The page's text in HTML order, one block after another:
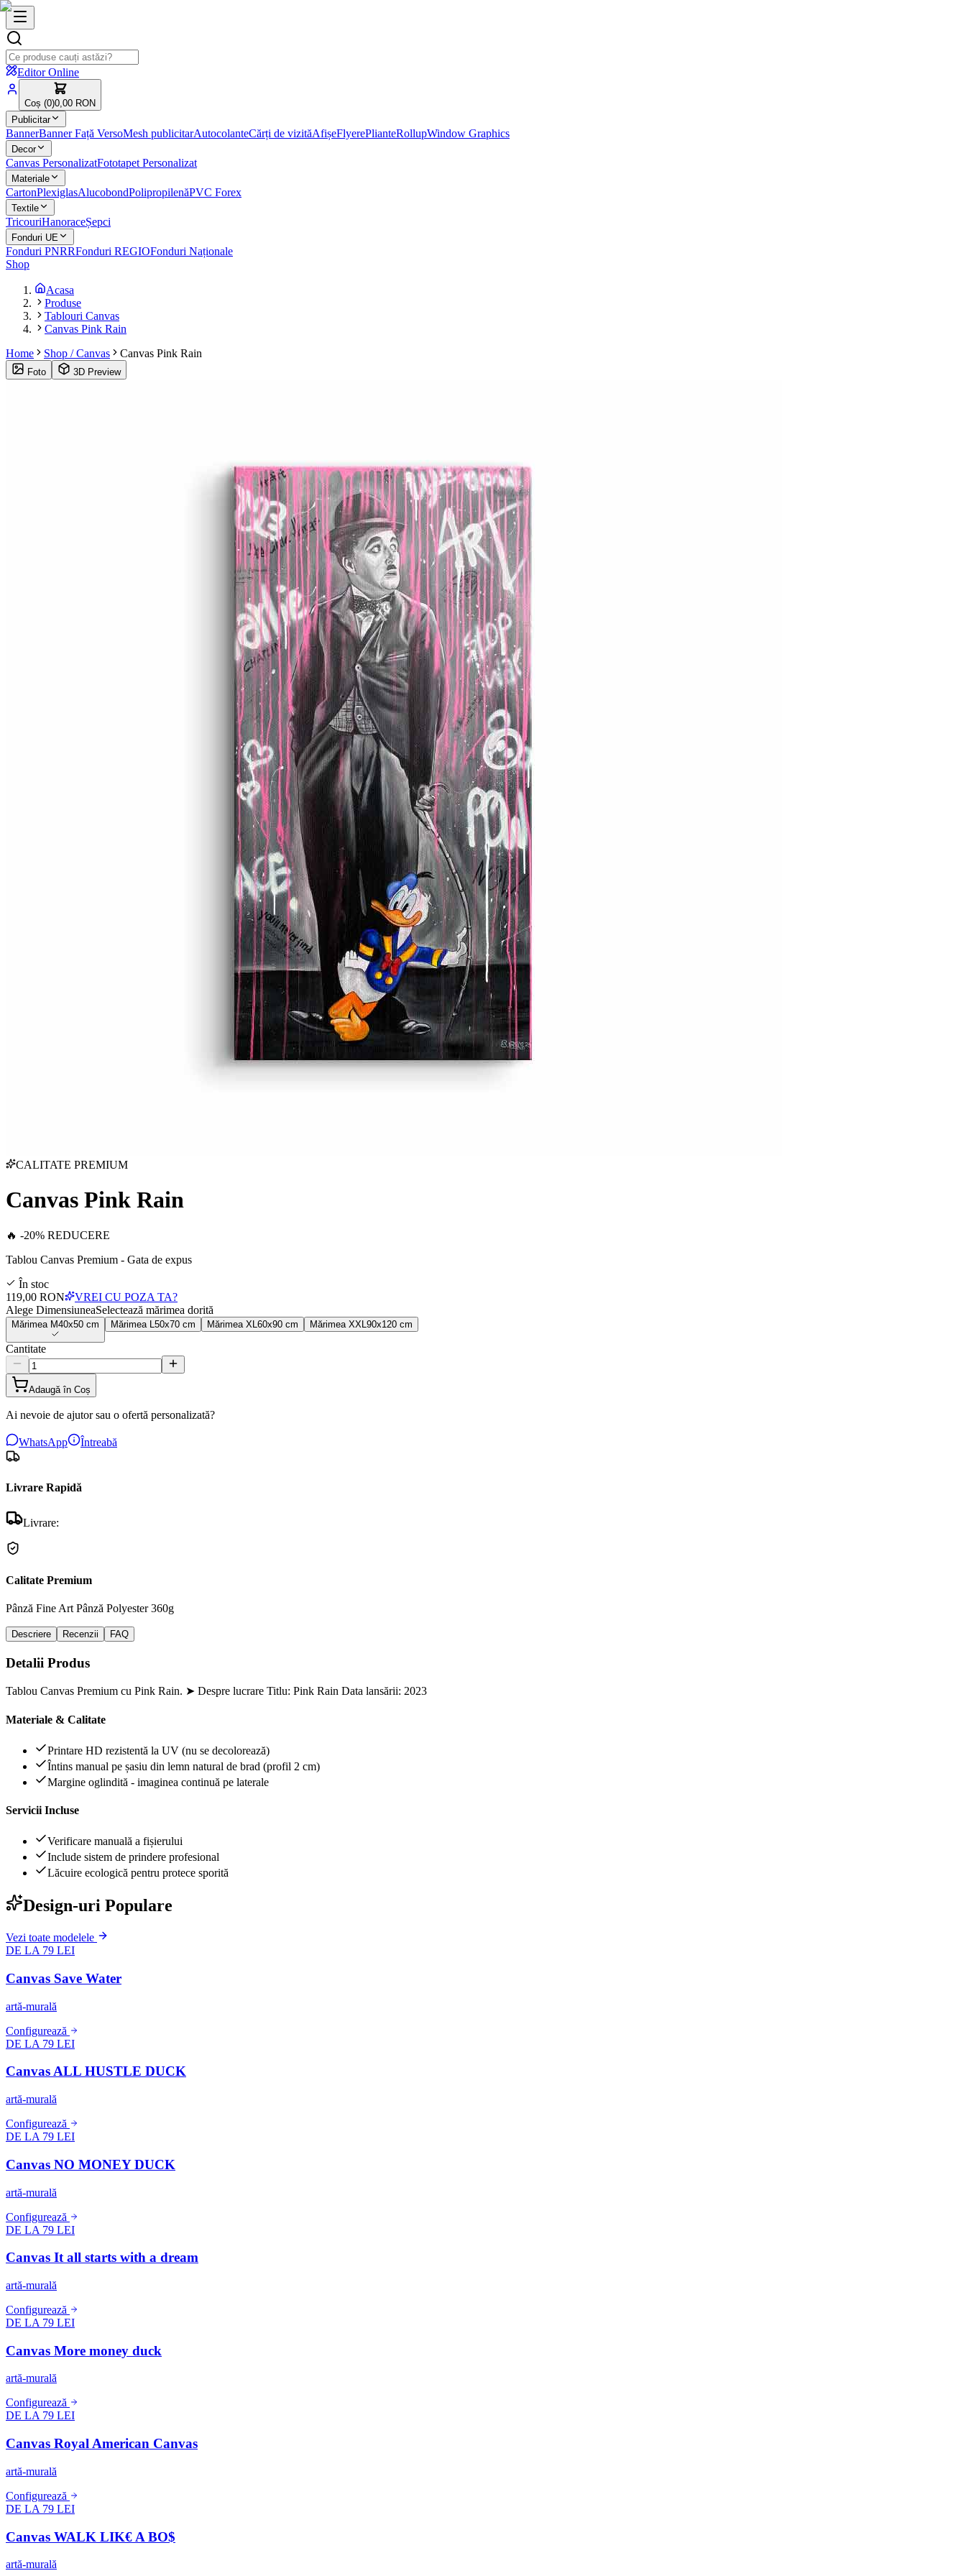
Editor Online
Coș (0)0,00 RON
Publicitar
BannerBanner Față VersoMesh publicitarAutocolanteCărți de vizităAfișeFlyerePlianteRollupWindow Graphics
Decor
Canvas PersonalizatFototapet Personalizat
Materiale
CartonPlexiglasAlucobondPolipropilenăPVC Forex
Textile
TricouriHanoraceȘepci
Fonduri UE
Fonduri PNRRFonduri REGIOFonduri Naționale
Shop
Acasa
Produse
Tablouri Canvas
Canvas Pink Rain
Home
Shop / Canvas Canvas Pink Rain
Foto 3D Preview
CALITATE PREMIUM
Canvas Pink Rain
🔥 -20% REDUCERE
Tablou Canvas Premium - Gata de expus
În stoc
119,00 RON
VREI CU POZA TA?
Alege DimensiuneaSelectează mărimea dorită
Mărimea M40x50 cm Mărimea 50x70 cm Mărimea XL 60x90 cm Mărimea XXL 90x120 cm
Cantitate
Adaugă în Coș
Ai nevoie de ajutor sau o ofertă personalizată?
WhatsApp Întreabă
Livrare Rapidă
Livrare:
Calitate Premium
Pânză Fine Art Pânză Polyester 360g
Descriere Recenzii FAQ
Detalii Produs
Tablou Canvas Premium cu Pink Rain. ➤ Despre lucrare Titlu: Pink Rain Data lansării: 2023
Materiale & Calitate
Printare HD rezistentă la UV (nu se decolorează)
Întins manual pe șasiu din lemn natural de brad (profil 2 cm)
Margine oglindită - imaginea continuă pe laterale
Servicii Incluse
Verificare manuală a fișierului
Include sistem de prindere profesional
Lăcuire ecologică pentru protece sporită
Design-uri Populare
Vezi toate modelele
DE LA 79 LEI
Canvas Save Water
artă-murală
Configurează
DE LA 79 LEI
Canvas ALL HUSTLE DUCK
artă-murală
Configurează
DE LA 79 LEI
Canvas NO MONEY DUCK
artă-murală
Configurează
DE LA 79 LEI
Canvas It all starts with a dream
artă-murală
Configurează
DE LA 79 LEI
Canvas More money duck
artă-murală
Configurează
DE LA 79 LEI
Canvas Royal American Canvas
artă-murală
Configurează
DE LA 79 LEI
Canvas WALK LIK€ A BO$
artă-murală